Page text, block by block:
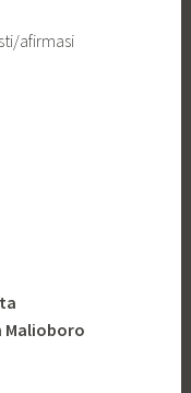
afirmasi
Malioboro